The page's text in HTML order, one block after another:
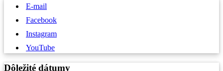
E-mail
Facebook
Instagram
YouTube
Dôležité dátumy